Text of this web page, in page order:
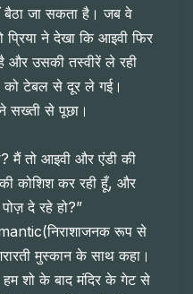
बैठा जा सकता है। जब वे
ने देखा कि आइवी फिर
और उसकी तस्वीरें ले रही
को टेबल से दूर ले गई।
सख्ती से पूछा।
मैं तो आइवी और एंडी की
की कोशिश कर रही हूँ, और
दे रहे हो?”
रूप से
मुस्कान के साथ कहा।
हम शो के बाद मंदिर के गेट से